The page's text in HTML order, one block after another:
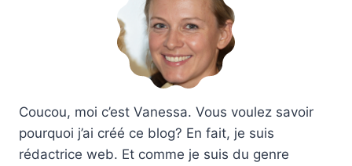
Coucou, moi c’est Vanessa. Vous voulez savoir
pourquoi j’ai créé ce blog? En fait, je suis
rédactrice web. Et comme je suis du genre